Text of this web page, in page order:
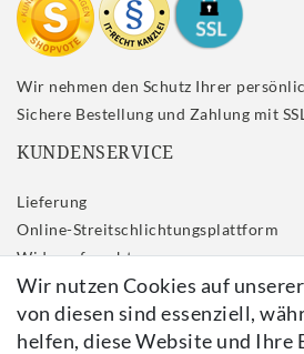
Wir nehmen den Schutz Ihrer
Sichere Bestellung und Zahlung mit
KUNDENSERVICE
Lieferung
Online-Streitschlichtungsplattform
Widerrufs­recht
Impressum
Daten­schutz­erklärung
AGB
Wir nutzen Cookies auf
von diesen sind essenziell,
helfen, diese Website und Ihre